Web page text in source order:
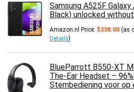
Samsung A525F
Black) unlocked
Amazon.nl Price: $338.00 (as
Details)
BlueParrott B550-XT
The-Ear Headset –
Stembediening voor op